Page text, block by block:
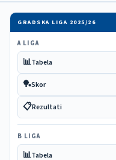
GRADSKA LIGA 2025/26
A LIGA
📊Tabela
🏓Skor
📋Rezultati
B LIGA
📊Tabela